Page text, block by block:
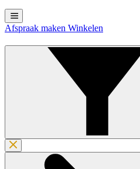
Afspraak maken Winkelen